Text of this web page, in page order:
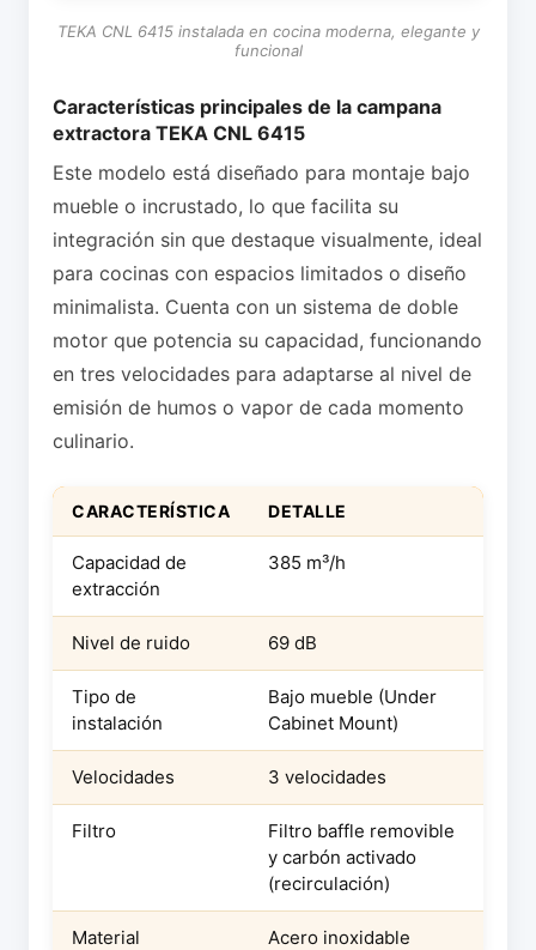
TEKA CNL 6415 instalada en cocina moderna, elegante y
funcional
Características principales de la campana
extractora TEKA CNL 6415
Este modelo está diseñado para montaje bajo
mueble o incrustado, lo que facilita su
integración sin que destaque visualmente, ideal
para cocinas con espacios limitados o diseño
minimalista. Cuenta con un sistema de doble
motor que potencia su capacidad, funcionando
en tres velocidades para adaptarse al nivel de
emisión de humos o vapor de cada momento
culinario.
CARACTERÍSTICA DETALLE
Capacidad de
extracción
385 m³/h
Nivel de ruido 69 dB
Tipo de
instalación
Bajo mueble (Under
Cabinet Mount)
Velocidades 3 velocidades
Filtro
Filtro baffle removible
y carbón activado
(recirculación)
Material Acero inoxidable